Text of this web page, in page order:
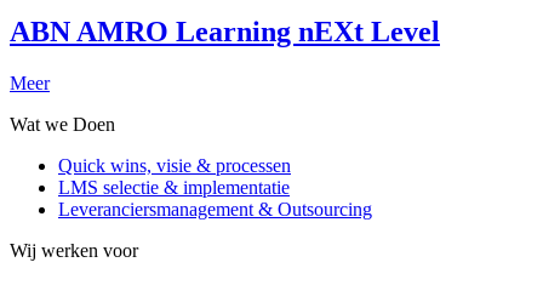
ABN AMRO Learning nEXt Level
Meer
Wat we Doen
Quick wins, visie & processen
LMS selectie & implementatie
Leveranciersmanagement & Outsourcing
Wij werken voor